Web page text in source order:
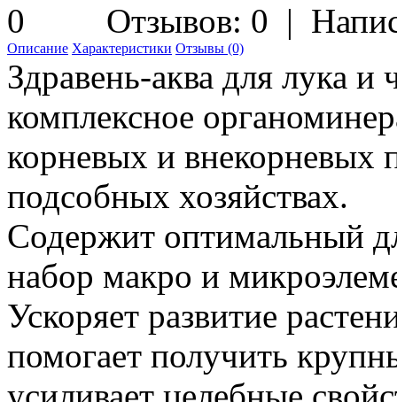
Отзывов: 0 |
Описание Характеристики Отзывы (0)
Здравень-аква для лука
комплексное
корневых и внекорневых
подсобных хозяйствах.
Содержит оптимальный
набор макро и
Ускоряет развитие
помогает получить